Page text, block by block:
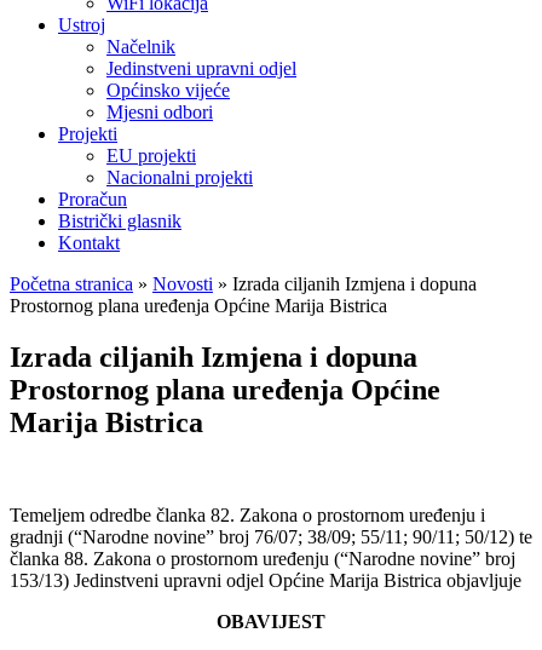
Ustroj
Načelnik
Jedinstveni upravni odjel
Općinsko vijeće
Mjesni odbori
Projekti
EU projekti
Nacionalni projekti
Proračun
Bistrički glasnik
Kontakt
Početna stranica » Novosti » Izrada ciljanih Izmjena i dopuna
Prostornog plana uređenja Općine Marija Bistrica
Izrada ciljanih Izmjena i dopuna
Prostornog plana uređenja Općine
Marija Bistrica
Temeljem odredbe članka 82. Zakona o prostornom uređenju i
gradnji (“Narodne novine” broj 76/07; 38/09; 55/11; 90/11; 50/12) te
članka 88. Zakona o prostornom uređenju (“Narodne novine” broj
153/13) Jedinstveni upravni odjel Općine Marija Bistrica objavljuje
OBAVIJEST